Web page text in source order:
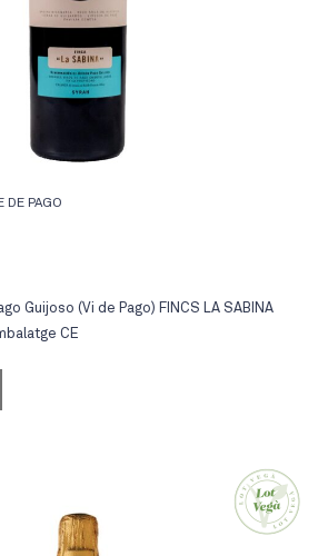
DE PAGO
Guijoso (Vi de Pago) FINCS LA SABINA
CE